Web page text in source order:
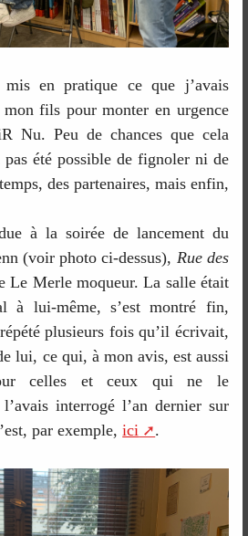
en pratique ce que j’avais
fils pour monter en urgence
Nu. Peu de chances que cela
été possible de fignoler ni de
des partenaires, mais enfin,
à la soirée de lancement du
(voir photo ci-dessus), Rue des
Le Merle moqueur. La salle était
à lui-même, s’est montré fin,
plusieurs fois qu’il écrivait,
lui, ce qui, à mon avis, est aussi
celles et ceux qui ne le
interrogé l’an dernier sur
par exemple,ici .